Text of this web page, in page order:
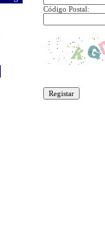
Código Postal: